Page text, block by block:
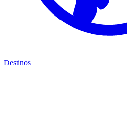
Destinos